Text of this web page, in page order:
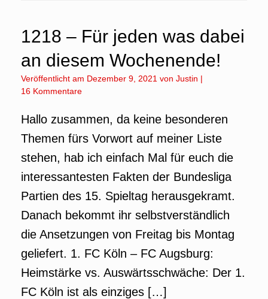
1218 – Für jeden was dabei
an diesem Wochenende!
Veröffentlicht am Dezember 9, 2021 von Justin |
16 Kommentare
Hallo zusammen, da keine besonderen
Themen fürs Vorwort auf meiner Liste
stehen, hab ich einfach Mal für euch die
interessantesten Fakten der Bundesliga
Partien des 15. Spieltag herausgekramt.
Danach bekommt ihr selbstverständlich
die Ansetzungen von Freitag bis Montag
geliefert. 1. FC Köln – FC Augsburg:
Heimstärke vs. Auswärtsschwäche: Der 1.
FC Köln ist als einziges […]